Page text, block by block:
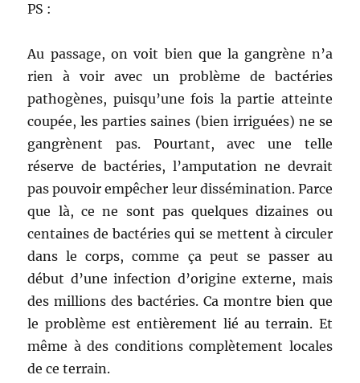
PS :
Au passage, on voit bien que la gangrène n’a
rien à voir avec un problème de bactéries
pathogènes, puisqu’une fois la partie atteinte
coupée, les parties saines (bien irriguées) ne se
gangrènent pas. Pourtant, avec une telle
réserve de bactéries, l’amputation ne devrait
pas pouvoir empêcher leur dissémination. Parce
que là, ce ne sont pas quelques dizaines ou
centaines de bactéries qui se mettent à circuler
dans le corps, comme ça peut se passer au
début d’une infection d’origine externe, mais
des millions des bactéries. Ca montre bien que
le problème est entièrement lié au terrain. Et
même à des conditions complètement locales
de ce terrain.